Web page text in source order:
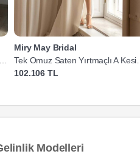
Miry May Bridal
Tek Omuz Saten Yırtmaçlı A Kesim
Gelinlik
102.106 TL
Modelleri